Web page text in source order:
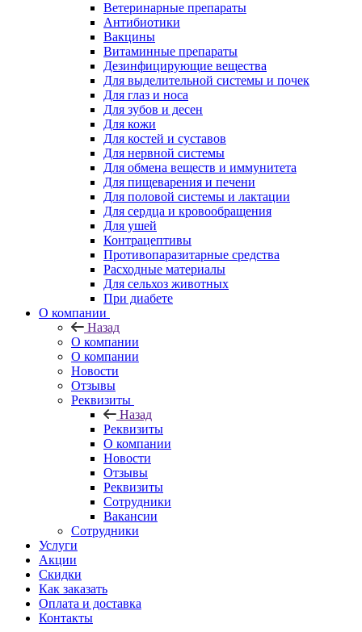
Ветеринарные препараты
Антибиотики
Вакцины
Витаминные препараты
Дезинфицирующие вещества
Для выделительной системы и почек
Для глаз и носа
Для зубов и десен
Для кожи
Для костей и суставов
Для нервной системы
Для обмена веществ и иммунитета
Для пищеварения и печени
Для половой системы и лактации
Для сердца и кровообращения
Для ушей
Контрацептивы
Противопаразитарные средства
Расходные материалы
Для сельхоз животных
При диабете
О компании
Назад
О компании
О компании
Новости
Отзывы
Реквизиты
Назад
Реквизиты
О компании
Новости
Отзывы
Реквизиты
Сотрудники
Вакансии
Сотрудники
Услуги
Акции
Скидки
Как заказать
Оплата и доставка
Контакты